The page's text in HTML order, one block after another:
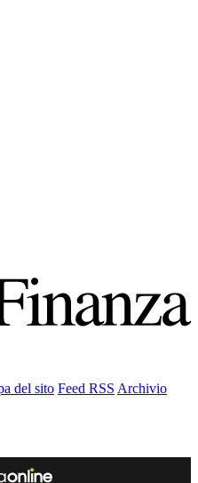
del sito Feed RSS Archivio